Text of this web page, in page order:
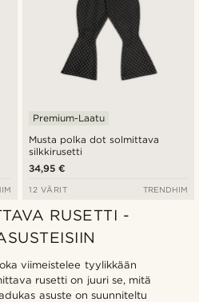
Musta polka dot solmittava
silkkirusetti
Premium-Laatu
34,95 €
12 VÄRIT TRENDHIM
RUSETTI -
viimeistelee tyylikkään
rusetti on juuri se, mitä
asuste on suunniteltu